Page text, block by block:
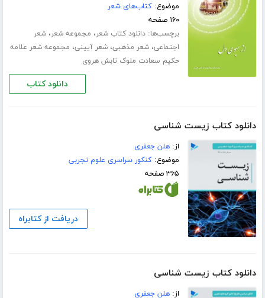
موضوع:کتاب‌های شعر
۱۶۰ صفحه
برچسب‌ها:دانلود کتاب شعر، مجموعه شعر،شعر
اجتماعی،شعر مذهبی،شعر آیینی، مجموعه شعر علامه
حکیم سعادت ملوک تابش هروی
دانلود کتاب
دانلود کتاب زیست شناسی
از:هلن جعفری
موضوع:کنکور سراسری علوم تجربی
۳۶۵ صفحه
دریافت از کتابراه
دانلود کتاب زیست شناسی
از:هلن جعفری